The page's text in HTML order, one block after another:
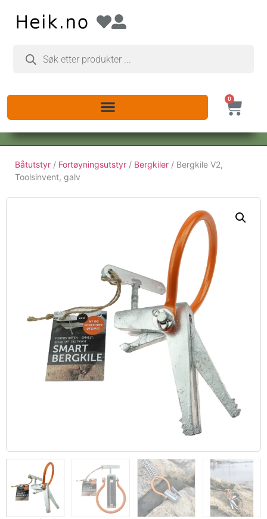
0
Båtutstyr / Fortøyningsutstyr / Bergkiler / Bergkile V2,
Toolsinvent, galv